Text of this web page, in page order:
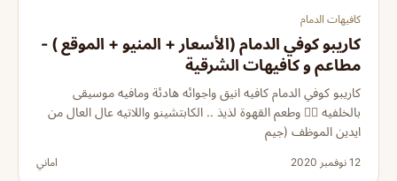
كافيهات الدمام
كاريبو كوفي الدمام (الأسعار + المنيو + الموقع ) -
مطاعم و كافيهات الشرقية
كاريبو كوفي الدمام كافيه انيق واجوائه هادئة ومافيه موسيقى
بالخلفيه 👌🏻 وطعم القهوة لذيذ .. الكابتشينو واللاتيه عال العال من
ايدين الموظف (جيم
12 نوفمبر 2020 اماني